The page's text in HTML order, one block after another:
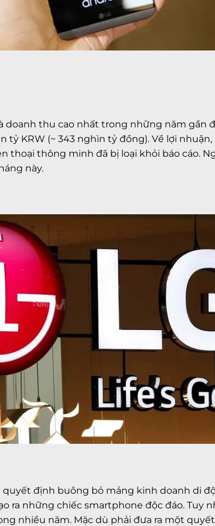
doanh thu cao nhất trong những năm gần
KRW (~ 343 nghìn tỷ đồng). Về lợi nhuận,
thoại thông minh đã bị loại khỏi báo cáo.
này.
định buông bỏ mảng kinh doanh di
ra những chiếc smartphone độc đáo. Tuy
nhiều năm. Mặc dù phải đưa ra một